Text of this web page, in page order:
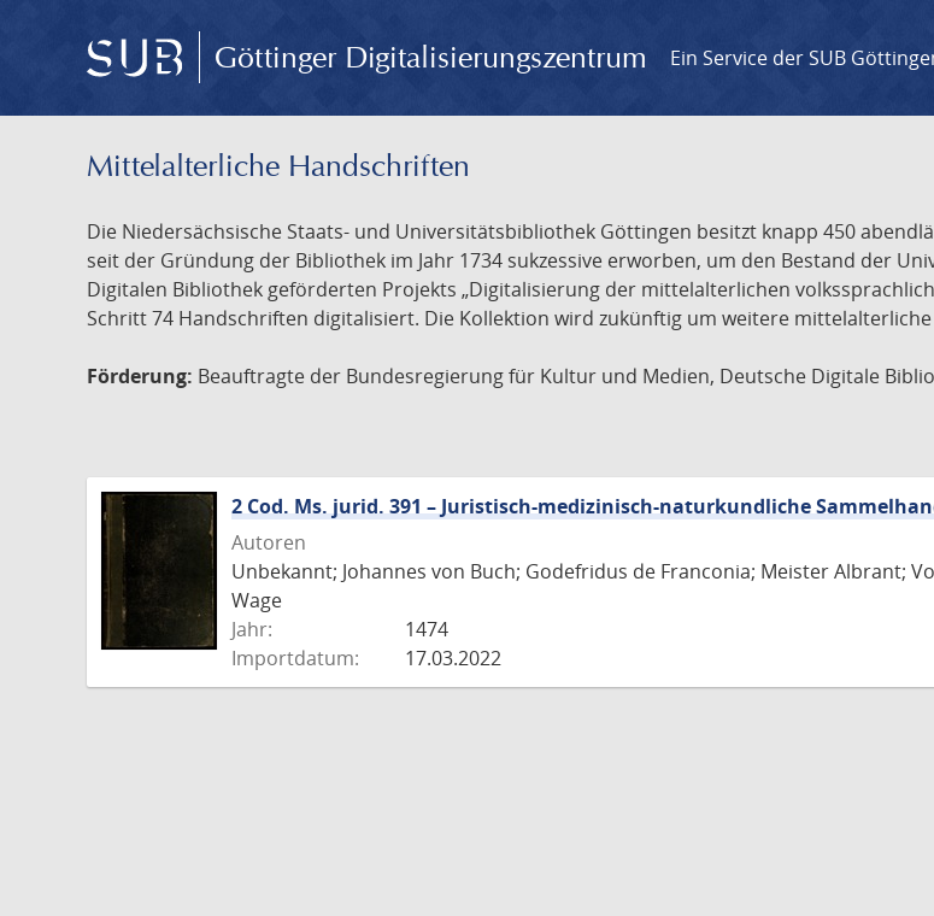
Göttinger Digitalisierungszentrum Ein Service der SUB
Mittelalterliche Handschriften
Die Niedersächsische Staats- und Universitätsbibliothek Göttingen besitzt knapp 450
seit der Gründung der Bibliothek im Jahr 1734 sukzessive erworben, um den Bestand der
Digitalen Bibliothek geförderten Projekts „Digitalisierung der mittelalterlichen
Schritt 74 Handschriften digitalisiert. Die Kollektion wird zukünftig um weitere
Förderung: Beauftragte der Bundesregierung für Kultur und Medien, Deutsche Digitale
2 Cod. Ms. jurid. 391 – Juristisch-medizinisch-naturkundliche
Autoren
Unbekannt; Johannes von Buch; Godefridus de Franconia; Meister Albrant;
Wage
Jahr:
1474
Importdatum:
17.03.2022